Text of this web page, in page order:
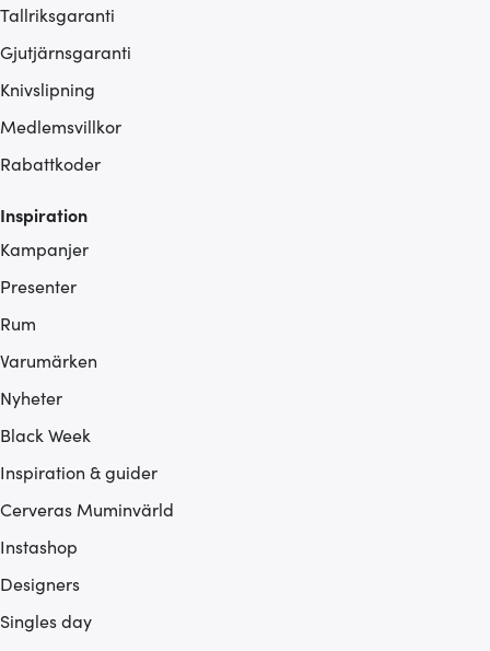
Tallriksgaranti
Gjutjärnsgaranti
Knivslipning
Medlemsvillkor
Rabattkoder
Inspiration
Kampanjer
Presenter
Rum
Varumärken
Nyheter
Black Week
Inspiration & guider
Cerveras Muminvärld
Instashop
Designers
Singles day